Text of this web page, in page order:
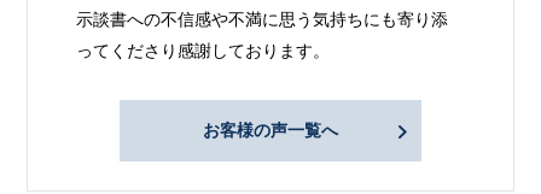
示談書への不信感や不満に思う気持ちにも寄り添
ってくださり感謝しております。
お客様の声一覧へ